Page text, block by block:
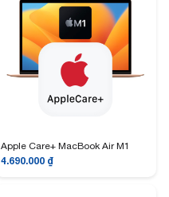
Apple Care+ MacBook Air M1
4.690.000 ₫